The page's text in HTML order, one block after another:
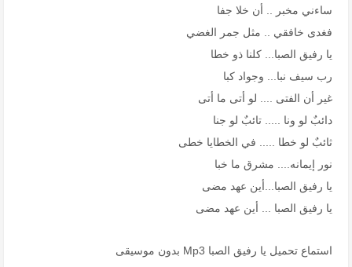
ساءني مخبر .. أن خلا جفا
فغدى خافقي .. مثل جمر الغضي
يا رفيق الصبا... كلنا ذو خطا
رب سيف نبا... وجواد كبا
غير أن الفتى .... لو أتى ما أتى
دائبٌ لو ونا ..... تائبٌ لو جنا
ثائبٌ لو خطا ..... في الخطايا خطى
نور إيمانه.... مشرق ما خبا
يا رفيق الصبا...أين عهد مضى
يا رفيق الصبا ... أين عهد مضى
استماع تحميل يا رفيق الصبا Mp3 بدون موسيقى